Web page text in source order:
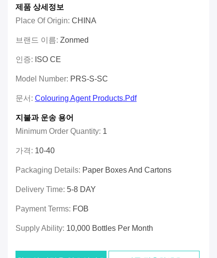
제품 상세정보
Place Of Origin: CHINA
브랜드 이름: Zonmed
인증: ISO CE
Model Number: PRS-S-SC
문서: Colouring Agent Products.pdf
지불과 운송 용어
Minimum Order Quantity: 1
가격: 10-40
Packaging Details: Paper Boxes And Cartons
Delivery Time: 5-8 DAY
Payment Terms: FOB
Supply Ability: 10,000 Bottles Per Month